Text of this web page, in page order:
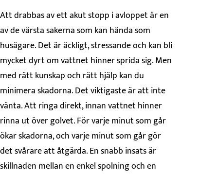
Att drabbas av ett akut stopp i avloppet är en
av de värsta sakerna som kan hända som
husägare. Det är äckligt, stressande och kan bli
mycket dyrt om vattnet hinner sprida sig. Men
med rätt kunskap och rätt hjälp kan du
minimera skadorna. Det viktigaste är att inte
vänta. Att ringa direkt, innan vattnet hinner
rinna ut över golvet. För varje minut som går
ökar skadorna, och varje minut som går gör
det svårare att åtgärda. En snabb insats är
skillnaden mellan en enkel spolning och en